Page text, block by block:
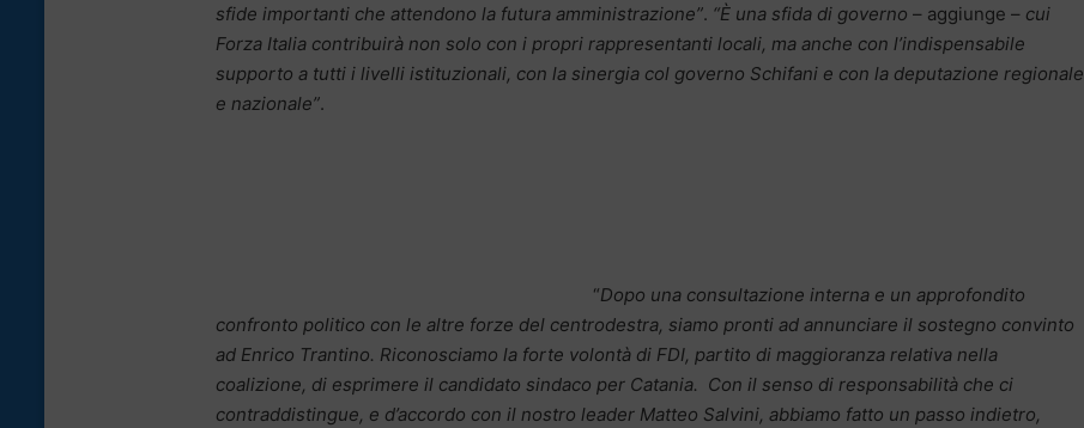
sfide importanti che attendono la futura amministrazione”. “È una sfida di governo – aggiunge – cui
Forza Italia contribuirà non solo con i propri rappresentanti locali, ma anche con l’indispensabile
supporto a tutti i livelli istituzionali, con la sinergia col governo Schifani e con la deputazione regionale
e nazionale”.
“Dopo una consultazione interna e un approfondito
confronto politico con le altre forze del centrodestra, siamo pronti ad annunciare il sostegno convinto
ad Enrico Trantino. Riconosciamo la forte volontà di FDI, partito di maggioranza relativa nella
coalizione, di esprimere il candidato sindaco per Catania. Con il senso di responsabilità che ci
contraddistingue, e d’accordo con il nostro leader Matteo Salvini, abbiamo fatto un passo indietro,